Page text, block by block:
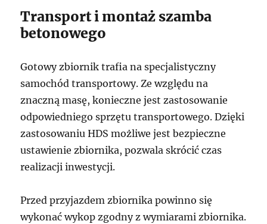
Transport i montaż szamba
betonowego
Gotowy zbiornik trafia na specjalistyczny
samochód transportowy. Ze względu na
znaczną masę, konieczne jest zastosowanie
odpowiedniego sprzętu transportowego. Dzięki
zastosowaniu HDS możliwe jest bezpieczne
ustawienie zbiornika, pozwala skrócić czas
realizacji inwestycji.
Przed przyjazdem zbiornika powinno się
wykonać wykop zgodny z wymiarami zbiornika.